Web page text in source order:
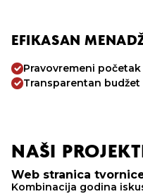
EFIKASAN
Pravovremeni
Transparentan budžet
NAŠI
Web stranica
Kombinacija godina